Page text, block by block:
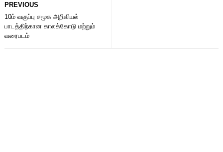
PREVIOUS
10ம் வகுப்பு சமூக அறிவியல்
பாடத்திற்கான காலக்கோடு மற்றும்
வரைபடம்